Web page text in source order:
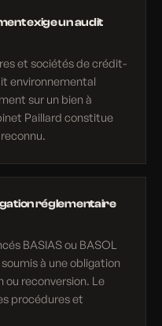
exige un audit
et sociétés de crédit-
environnemental
sur un bien à
Paillard constitue
réglementaire
BASIAS ou BASOL
à une obligation
ou reconversion. Le
procédures et